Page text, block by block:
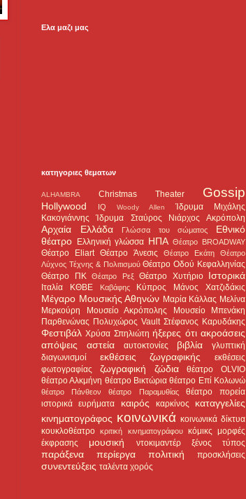
Ελα μαζι μας
κατηγοριες θεματων
ALHAMBRA Christmas Theater Gossip
Hollywood IQ Woody Allen
Ίδρυμα Μιχάλης
Κακογιάννης
Ίδρυμα Σταύρος Νιάρχος Ακρόπολη
Αρχαία Ελλάδα Γλώσσα του σώματος
Εθνικό
θέατρο Ελληνική γλώσσα ΗΠΑ Θέατρο BROADWAY
Θέατρο Eliart Θέατρο Άνεσις Θέατρο Εκάτη
Θέατρο
Λύχνος Τέχνης & Πολιτισμού Θέατρο Οδού Κεφαλληνίας
Θέατρο ΠΚ
Θέατρο Ρεξ Θέατρο Χυτήριο Ιστορικά
Ιταλία ΚΘΒΕ Καβάφης Κύπρος Μάνος Χατζιδάκις
Μέγαρο Μουσικής Αθηνών Μαρία Κάλλας Μελίνα
Μερκούρη
Μουσείο Ακρόπολης
Μουσείο Μπενάκη
Παρθενώνας Πολυχώρος Vault Στέφανος Καρυδάκης
Φεστιβάλ Χρύσα Σπηλιώτη ήξερες ότι ακροάσεις
απόψεις
αστεία αυτοκτονίες βιβλία
γλυπτική
διαγωνισμοί
εκθέσεις ζωγραφικής
εκθέσεις
φωτογραφίας
ζωγραφική ζώδια
θέατρο OLVIO
θέατρο Αλκμήνη θέατρο Βικτώρια θέατρο Επί Κολωνώ
θέατρο Πάνθεον θέατρο Παραμυθίας
θέατρο πορεία
ιστορικά ευρήματα
καιρός καρκίνος
καταγγελίες
κινηματογράφος κοινωνικά κοινωνικά δίκτυα
κουκλοθέατρο
κριτική κινηματογράφου κόμικς μορφές
έκφρασης
μουσική ντοκιμαντέρ ξένος τύπος
παράξενα περίεργα πολιτική προσκλήσεις
συνεντεύξεις ταλέντα χορός